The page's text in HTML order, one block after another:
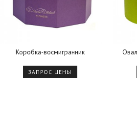
Коробка-восмигранник
ЗАПРОС ЦЕНЫ